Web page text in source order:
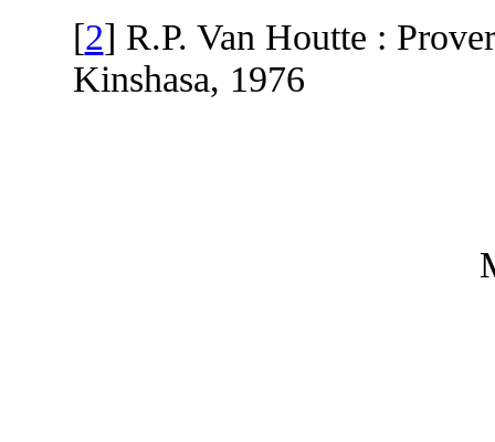
[2] R.P. Van Houtte :
Kinshasa, 1976